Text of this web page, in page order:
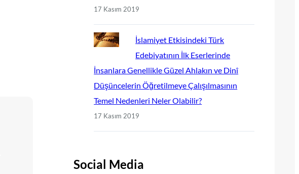
17 Kasım 2019
İslamiyet Etkisindeki Türk
Edebiyatının İlk Eserlerinde
İnsanlara Genellikle Güzel Ahlakın ve Dinî
Düşüncelerin Öğretilmeye Çalışılmasının
Temel Nedenleri Neler Olabilir?
17 Kasım 2019
Social Media